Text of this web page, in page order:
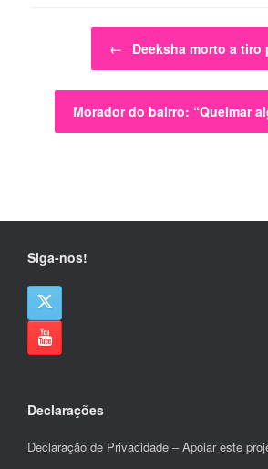
Post navigation
← Deeksha morto a
Morador do bairro: “Queimar
Siga-nos!
Declarações
Declaração de Privacidade –Apoiar este